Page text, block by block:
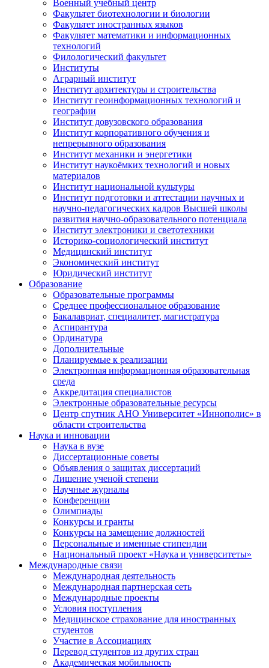
Военный учебный центр
Факультет биотехнологии и биологии
Факультет иностранных языков
Факультет математики и информационных
технологий
Филологический факультет
Институты
Аграрный институт
Институт архитектуры и строительства
Институт геоинформационных технологий и
географии
Институт довузовского образования
Институт корпоративного обучения и
непрерывного образования
Институт механики и энергетики
Институт наукоёмких технологий и новых
материалов
Институт национальной культуры
Институт подготовки и аттестации научных и
научно-педагогических кадров Высшей школы
развития научно-образовательного потенциала
Институт электроники и светотехники
Историко-социологический институт
Медицинский институт
Экономический институт
Юридический институт
Образование
Образовательные программы
Среднее профессиональное образование
Бакалавриат, специалитет, магистратура
Аспирантура
Ординатура
Дополнительные
Планируемые к реализации
Электронная информационная образовательная
среда
Аккредитация специалистов
Электронные образовательные ресурсы
Центр спутник АНО Университет «Иннополис» в
области строительства
Наука и инновации
Наука в вузе
Диссертационные советы
Объявления о защитах диссертаций
Лишение ученой степени
Научные журналы
Конференции
Олимпиады
Конкурсы и гранты
Конкурсы на замещение должностей
Персональные и именные стипендии
Национальный проект «Наука и университеты»
Международные связи
Международная деятельность
Международная партнерская сеть
Международные проекты
Условия поступления
Медицинское страхование для иностранных
студентов
Участие в Ассоциациях
Перевод студентов из других стран
Академическая мобильность